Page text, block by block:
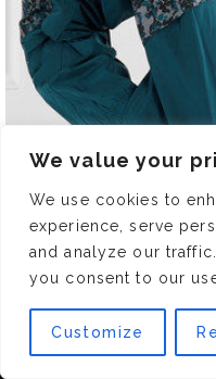
We value your
We use cookies to
experience, serve
and analyze our
you consent to our
Customize
Nous utilisons des
expérience sur notre
dernier, nous